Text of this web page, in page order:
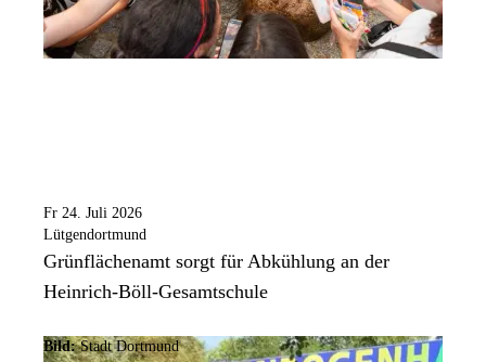
Fr 24. Juli 2026
Lütgendortmund
Grünflächenamt sorgt für Abkühlung an der
Heinrich-Böll-Gesamtschule
Bild:Stadt Dortmund